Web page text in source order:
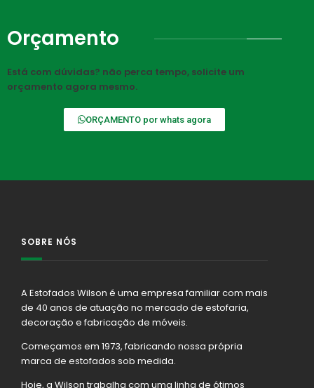
Orçamento
Está com dúvidas? não perca tempo, solicite um
orçamento agora mesmo.
ORÇAMENTO por whats agora
SOBRE NÓS
A Estofados Wilson é uma empresa familiar com mais
de 40 anos de atuação no mercado de estofaria,
decoração e fabricação de móveis.
Começamos em 1973, fabricando nossa própria
marca de estofados sob medida.
Hoje, a Wilson trabalha com uma linha de ótimos